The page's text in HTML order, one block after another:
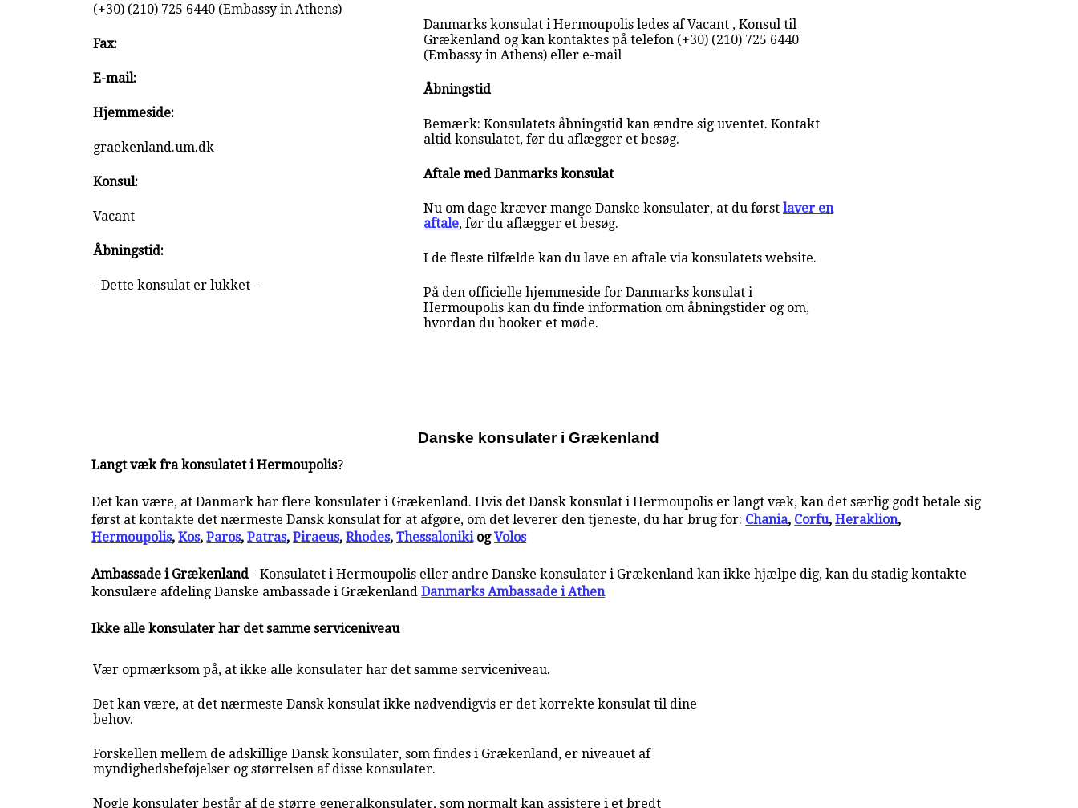
(+30) (210) 725 6440 (Embassy in Athens)
Fax:
E-mail:
Hjemmeside:
graekenland.um.dk
Konsul:
Vacant
Åbningstid:
- Dette konsulat er lukket -
Danmarks konsulat i Hermoupolis ledes af Vacant , Konsul til
Grækenland og kan kontaktes på telefon (+30) (210) 725 6440
(Embassy in Athens) eller e-mail
Åbningstid
Bemærk: Konsulatets åbningstid kan ændre sig uventet. Kontakt
altid konsulatet, før du aflægger et besøg.
Aftale med Danmarks konsulat
Nu om dage kræver mange Danske konsulater, at du førstlaver en
aftale, før du aflægger et besøg.
I de fleste tilfælde kan du lave en aftale via konsulatets website.
På den officielle hjemmeside for Danmarks konsulat i
Hermoupolis kan du finde information om åbningstider og om,
hvordan du booker et møde.
Danske konsulater i Grækenland
Langt væk fra konsulatet i Hermoupolis?
Det kan være, at Danmark har flere konsulater i Grækenland. Hvis det Dansk konsulat i Hermoupolis er langt væk, kan det særlig godt betale sig
først at kontakte det nærmeste Dansk konsulat for at afgøre, om det leverer den tjeneste, du har brug for: Chania, Corfu,Heraklion,
Hermoupolis,Kos,Paros,Patras,Piraeus,Rhodes,ThessalonikiogVolos
Ambassade i Grækenland - Konsulatet i Hermoupolis eller andre Danske konsulater i Grækenland kan ikke hjælpe dig, kan du stadig kontakte
konsulære afdeling Danske ambassade i Grækenland Danmarks Ambassade i Athen
Ikke alle konsulater har det samme serviceniveau
Vær opmærksom på, at ikke alle konsulater har det samme serviceniveau.
Det kan være, at det nærmeste Dansk konsulat ikke nødvendigvis er det korrekte konsulat til dine
behov.
Forskellen mellem de adskillige Dansk konsulater, som findes i Grækenland, er niveauet af
myndighedsbeføjelser og størrelsen af disse konsulater.
Nogle konsulater består af de større generalkonsulater, som normalt kan assistere i et bredt